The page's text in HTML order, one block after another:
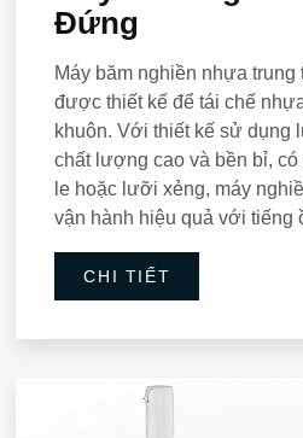
Đứng
Máy băm nghiền nhựa
được thiết kế để tái chế
khuôn. Với thiết kế sử dụng
chất lượng cao và bền bỉ,
le hoặc lưỡi xẻng, máy
vận hành hiệu quả với tiếng
CHI TIẾT